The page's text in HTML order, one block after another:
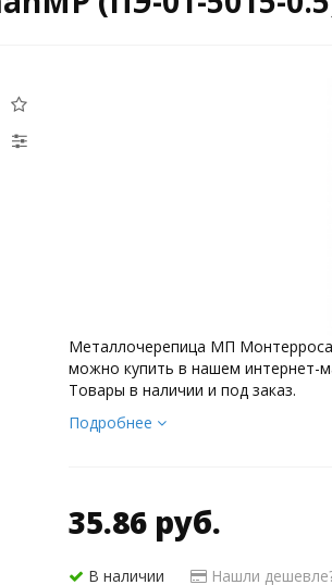
Металлочерепица МП
можно купить в нашем интернет-
Товары в наличии и под заказ.
Подробнее
35.86 руб.
В наличии Нашли